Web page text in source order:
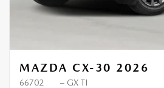
MAZDA CX-30 2026
66702 – GX TI